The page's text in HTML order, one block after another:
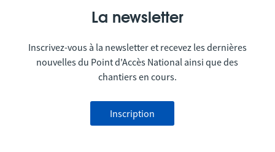
La newsletter
Inscrivez-vous à la newsletter et recevez les dernières
nouvelles du Point d'Accès National ainsi que des
chantiers en cours.
Inscription